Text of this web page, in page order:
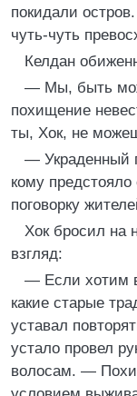
покидали
чуть-чуть
Келдан
— Мы, быть
похищение
ты, Хок, не
— Украденный
кому
поговорку
Хок бросил на
взгляд:
— Если хотим
какие старые
уставал
устало провел
волосам. —